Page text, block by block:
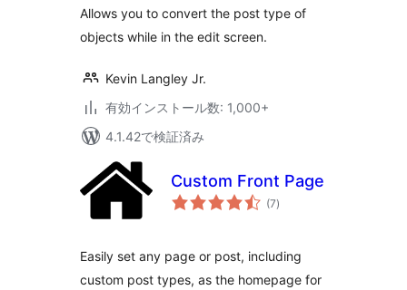
価
Allows you to convert the post type of
objects while in the edit screen.
Kevin Langley Jr.
有効インストール数: 1,000+
4.1.42で検証済み
Custom Front Page
(7個
の)
Easily set any page or post, including
custom post types, as the homepage for